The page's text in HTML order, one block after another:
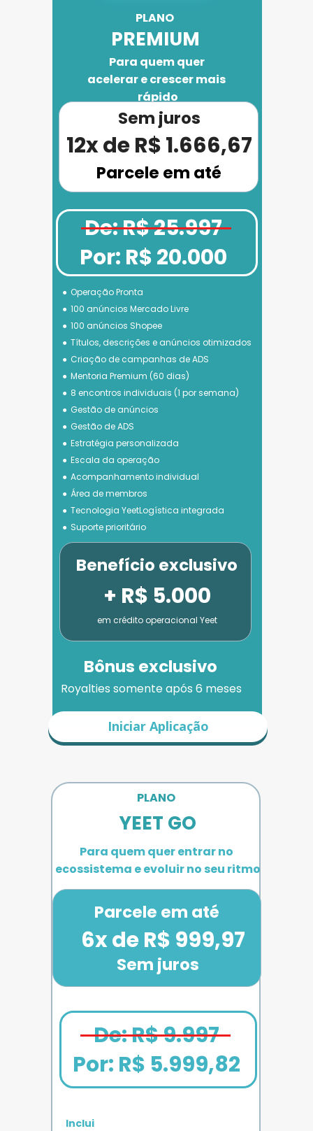
PLANO
PLANO
YEET GO
PREMIUM
Para quem quer entrar no
ecossistema e evoluir no seu ritmo
Parcele em até
Sem juros
Inclui
Operação Pronta
100 anúncios Mercado Livre
100 anúncios Shopee
Títulos, descrições e anúncios otimizados
Criação de campanhas de ADS
Mentoria Premium (60 dias)
8 encontros individuais (1 por semana)
Gestão de anúncios
Gestão de ADS
Estratégia personalizada
Escala da operação
Acompanhamento individual
Área de membros
Tecnologia YeetLogística integrada
Suporte prioritário
Iniciar Aplicação
Para quem quer
acelerar e crescer mais
rápido
Parcele em até
12x de R$ 1.666,67
Sem juros
De: R$ 25.997
Por: R$ 20.000
Bônus exclusivo
+ R$ 5.000
em crédito operacional Yeet
Benefício exclusivo
Royalties somente após 6 meses
6x de R$ 999,97
De: R$ 9.997
Por: R$ 5.999,82